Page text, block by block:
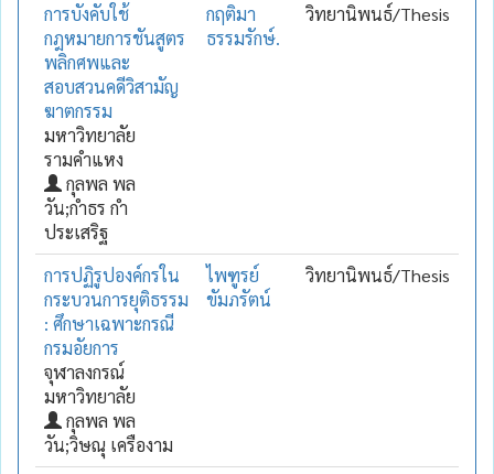
การบังคับใช้
กฎหมายการชันสูตร
พลิกศพและ
สอบสวนคดีวิสามัญ
ฆาตกรรม
มหาวิทยาลัย
รามคำแหง
กุลพล พล
วัน;กำธร กำ
ประเสริฐ
กฤติมา
ธรรมรักษ์.
วิทยานิพนธ์/Thesis
การปฏิรูปองค์กรใน
กระบวนการยุติธรรม
: ศึกษาเฉพาะกรณี
กรมอัยการ
จุฬาลงกรณ์
มหาวิทยาลัย
กุลพล พล
วัน;วิษณุ เครืองาม
ไพฑูรย์
ขัมภรัตน์
วิทยานิพนธ์/Thesis